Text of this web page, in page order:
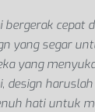
bergerak cepat
yang segar
yang
design
hati untuk